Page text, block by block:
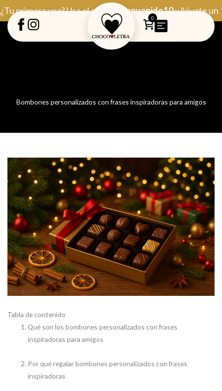
al
contenido
¿Tu primera vez? Usa el código Bienvenido10y llévate un
0
Bombones personalizados con frases inspiradoras para amigos
Tabla de contenido
Qué son los bombones personalizados con frases
inspiradoras para amigos
Por qué regalar bombones personalizados con frases
inspiradoras